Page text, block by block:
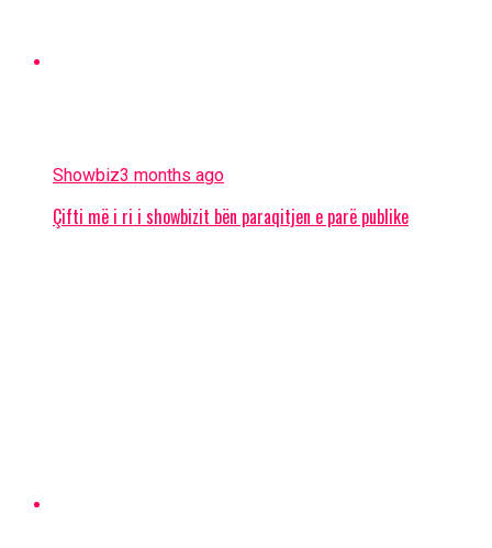
Showbiz3 months ago
Çifti më i ri i showbizit bën paraqitjen e parë publike